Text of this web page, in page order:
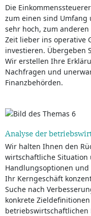
Die
zum einen sind Umfang
sehr hoch, zum
Zeit lieber ins operative
investieren. Übergeben
Wir erstellen Ihre
Nachfragen und
Finanzbehörden.
Analyse der
Wir halten Ihnen den
wirtschaftliche Situation
Handlungsoptionen
Ihr Kerngeschäft
Suche nach
konkrete